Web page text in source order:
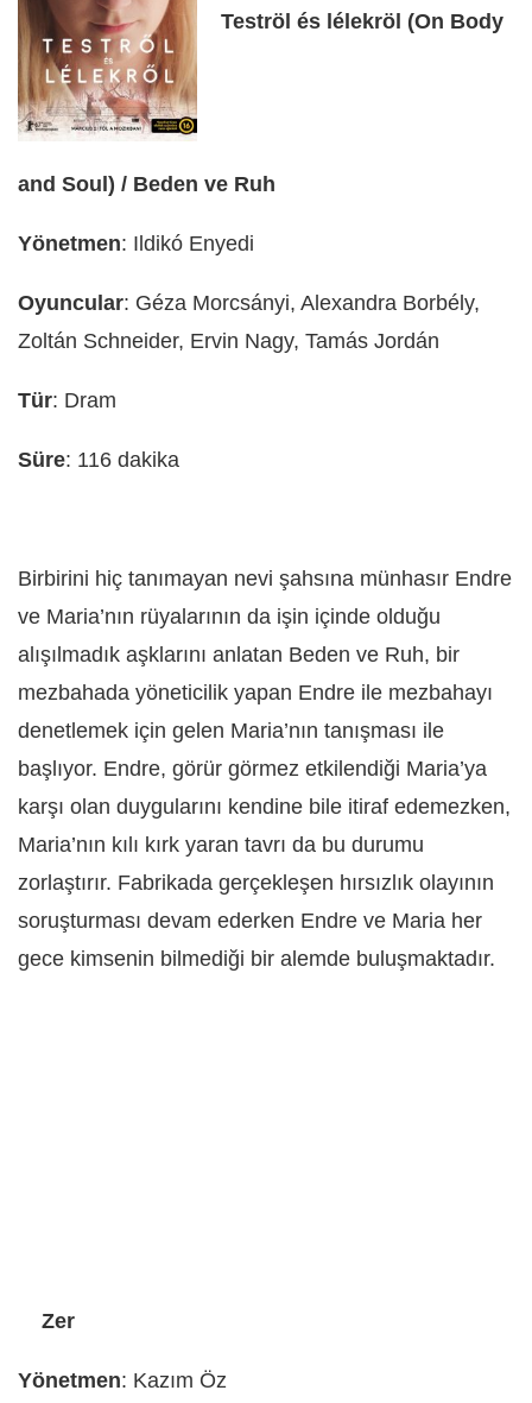
Teströl és lélekröl (On Body
and Soul) / Beden ve Ruh
Yönetmen: Ildikó Enyedi
Oyuncular: Géza Morcsányi, Alexandra Borbély,
Zoltán Schneider, Ervin Nagy, Tamás Jordán
Tür: Dram
Süre: 116 dakika
Birbirini hiç tanımayan nevi şahsına münhasır Endre
ve Maria’nın rüyalarının da işin içinde olduğu
alışılmadık aşklarını anlatan Beden ve Ruh, bir
mezbahada yöneticilik yapan Endre ile mezbahayı
denetlemek için gelen Maria’nın tanışması ile
başlıyor. Endre, görür görmez etkilendiği Maria’ya
karşı olan duygularını kendine bile itiraf edemezken,
Maria’nın kılı kırk yaran tavrı da bu durumu
zorlaştırır. Fabrikada gerçekleşen hırsızlık olayının
soruşturması devam ederken Endre ve Maria her
gece kimsenin bilmediği bir alemde buluşmaktadır.
Zer
Yönetmen: Kazım Öz